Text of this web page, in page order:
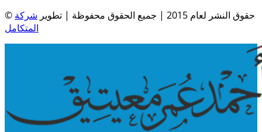
© حقوق النشر لعام 2015 | جميع الحقوق محفوظة | تطوير
شركة
المتكامل